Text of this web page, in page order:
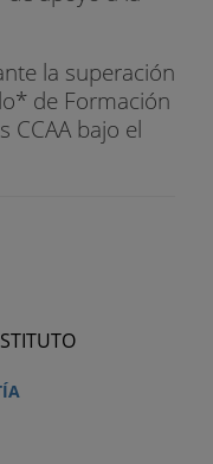
la superación
de Formación
CCAA bajo el